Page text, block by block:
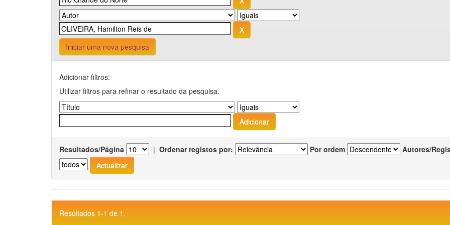
Iniciar uma nova pesquisa
Adicionar filtros:
Utilizar filtros para refinar o resultado da pesquisa.
Resultados/Página | Ordenar registos por: Por ordem Autores/
Resultados 1-1 de 1.